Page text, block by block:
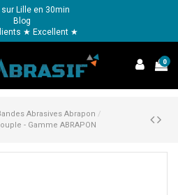
sur Lille en 30min
Blog
★ Excellent ★
0
Abrasives Abrapon
- Gamme ABRAPON